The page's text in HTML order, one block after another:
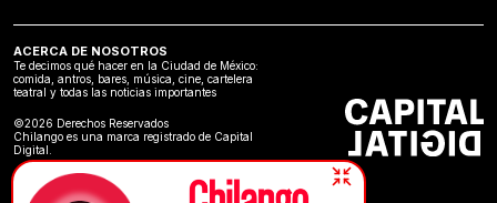
ACERCA DE NOSOTROS
Te decimos qué hacer en la Ciudad de México:
comida, antros, bares, música, cine, cartelera
teatral y todas las noticias importantes
©2026 Derechos Reservados
Chilango es una marca registrado de Capital
Digital.